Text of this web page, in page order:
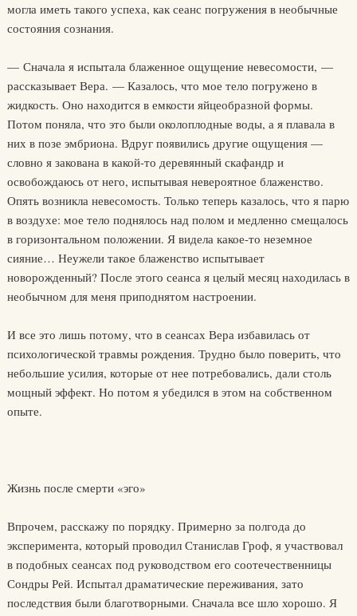
могла иметь такого успеха, как сеанс погружения в необычные
состояния сознания.
— Сначала я испытала блаженное ощущение невесомости, —
рассказывает Вера. — Казалось, что мое тело погружено в
жидкость. Оно находится в емкости яйцеобразной формы.
Потом поняла, что это были околоплодные воды, а я плавала в
них в позе эмбриона. Вдруг появились другие ощущения —
словно я закована в какой-то деревянный скафандр и
освобождаюсь от него, испытывая невероятное блаженство.
Опять возникла невесомость. Только теперь казалось, что я парю
в воздухе: мое тело поднялось над полом и медленно смещалось
в горизонтальном положении. Я видела какое-то неземное
сияние… Неужели такое блаженство испытывает
новорожденный? После этого сеанса я целый месяц находилась в
необычном для меня приподнятом настроении.
И все это лишь потому, что в сеансах Вера избавилась от
психологической травмы рождения. Трудно было поверить, что
небольшие усилия, которые от нее потребовались, дали столь
мощный эффект. Но потом я убедился в этом на собственном
опыте.
Жизнь после смерти «эго»
Впрочем, расскажу по порядку. Примерно за полгода до
эксперимента, который проводил Станислав Гроф, я участвовал
в подобных сеансах под руководством его соотечественницы
Сондры Рей. Испытал драматические переживания, зато
последствия были благотворными. Сначала все шло хорошо. Я